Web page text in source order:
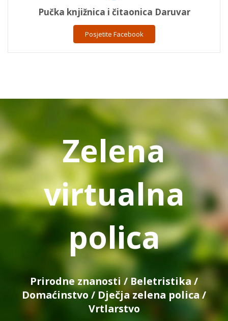
Pučka knjižnica i čitaonica Daruvar
Posjetite Facebook
Zelena
virtualna
polica
Prirodne znanosti / Beletristika/
Domaćinstvo / Dječja zelena polica /
Vrtlarstvo